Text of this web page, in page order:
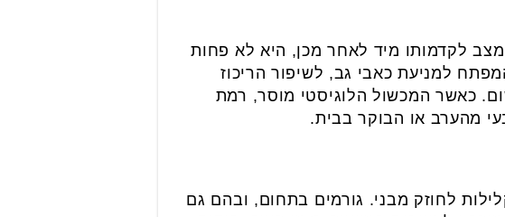
לקדמותו מיד לאחר מכן, היא לא פחות
למניעת כאבי גב, לשיפור הריכוז
כאשר המכשול הלוגיסטי מוסר, רמת
מהערב או הבוקר בבית.
לחוזק מבני. גורמים בתחום, ובהם גם